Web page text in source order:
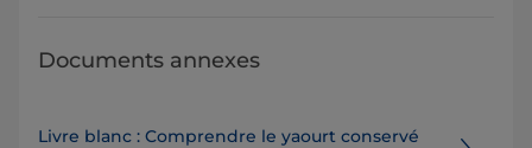
Documents annexes
Livre blanc : Comprendre le yaourt conservé